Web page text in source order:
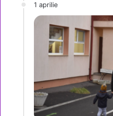
1 aprilie